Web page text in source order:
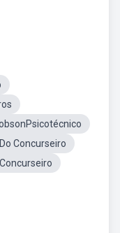
Concurseiro